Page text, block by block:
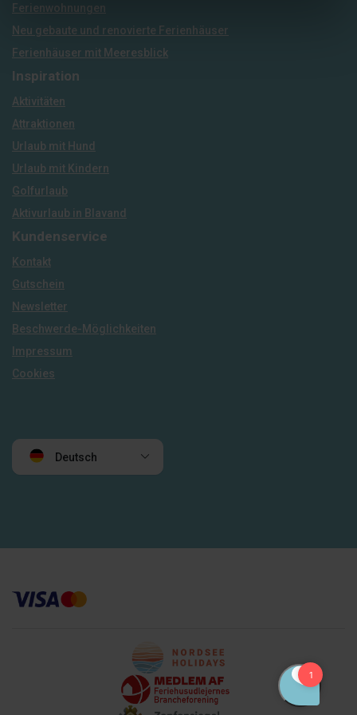
Ferienwohnungen
Neu gebaute und renovierte Ferienhäuser
Ferienhäuser mit Meeresblick
Inspiration
Aktivitäten
Attraktionen
Urlaub mit Hund
Urlaub mit Kindern
Golfurlaub
Aktivurlaub in Blavand
Kundenservice
Kontakt
Gutschein
Newsletter
Beschwerde-Möglichkeiten
Impressum
Cookies
Deutsch